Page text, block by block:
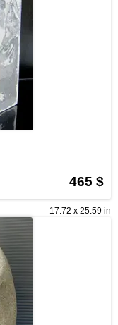
465 $
17.72 x 25.59 in